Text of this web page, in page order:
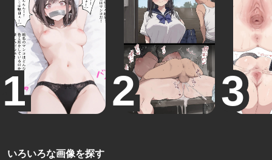
いろいろな画像を探す